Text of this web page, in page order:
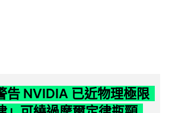
告 NVIDIA 已近物理極限